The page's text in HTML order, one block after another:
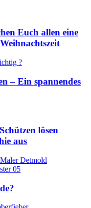
Euch allen eine
– Ein spannendes
lösen
aus